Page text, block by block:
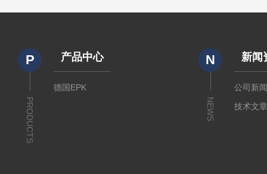
P
PRODUCTS
产品中心
德国EPK
N
NEWS
新闻
公司新
技术文